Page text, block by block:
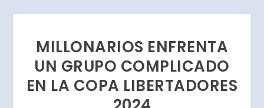
MILLONARIOS ENFRENTA
UN GRUPO COMPLICADO
EN LA COPA LIBERTADORES